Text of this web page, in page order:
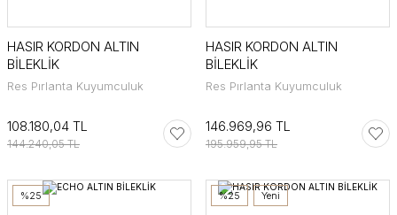
HASIR KORDON ALTIN
BİLEKLİK
Res Pırlanta Kuyumculuk
108.180,04 TL
144.240,05 TL
HASIR KORDON ALTIN
BİLEKLİK
Res Pırlanta Kuyumculuk
146.969,96 TL
195.959,95 TL
%25 %25 Yeni